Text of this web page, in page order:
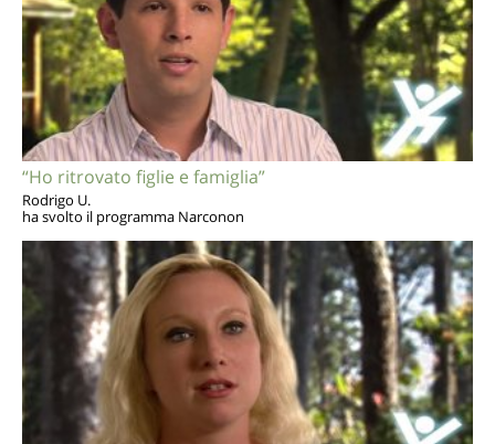
“Ho ritrovato figlie e famiglia”
Rodrigo U.
ha svolto il programma Narconon